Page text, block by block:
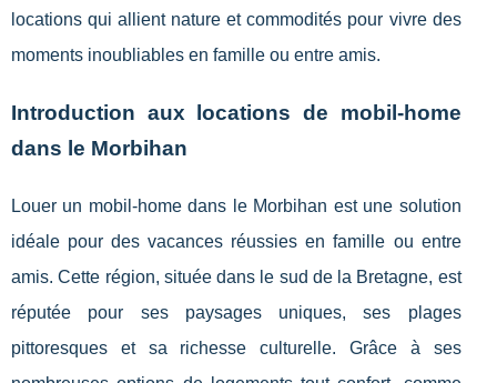
locations qui allient nature et commodités pour vivre des
moments inoubliables en famille ou entre amis.
Introduction aux locations de mobil-home
dans le Morbihan
Louer un mobil-home dans le Morbihan est une solution
idéale pour des vacances réussies en famille ou entre
amis. Cette région, située dans le sud de la Bretagne, est
réputée pour ses paysages uniques, ses plages
pittoresques et sa richesse culturelle. Grâce à ses